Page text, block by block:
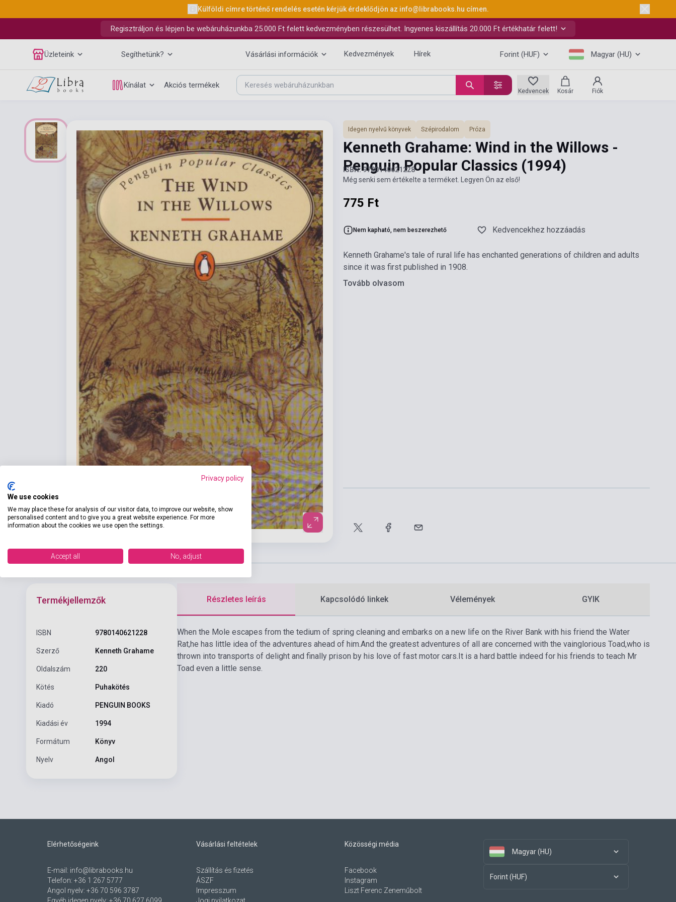
Külföldi címre történő rendelés esetén kérjük érdeklődjön az info@librabooks.hu címen.
Regisztráljon és lépjen be webáruházunkba 25.000 Ft felett kedvezményben részesülhet. Ingyenes kiszállítás 20.000 Ft értékhatár felett!
Üzleteink Segíthetünk? Vásárlási információk Kedvezmények Hírek Forint (HUF) Magyar (HU)
Kínálat Akciós termékek
Kedvencek Kosár Fiók
Idegen nyelvű könyvek Szépirodalom Próza
Kenneth Grahame: Wind in the Willows -
Penguin Popular Classics (1994)
ISBN: 9780140621228
Még senki sem értékelte a terméket. Legyen Ön az első!
775 Ft
Nem kapható, nem beszerezhető Kedvencekhez hozzáadás
Kenneth Grahame's tale of rural life has enchanted generations of children and adults
since it was first published in 1908.
Tovább olvasom
Termékjellemzők
ISBN 9780140621228
Szerző Kenneth Grahame
Oldalszám 220
Kötés Puhakötés
Kiadó PENGUIN BOOKS
Kiadási év 1994
Formátum Könyv
Nyelv Angol
Részletes leírás Kapcsolódó linkek Vélemények GYIK
When the Mole escapes from the tedium of spring cleaning and embarks on a new life on the River Bank with his friend the Water
Rat,he has little idea of the adventures ahead of him.And the greatest adventures of all are concerned with the vainglorious Toad,who is
thrown into transports of delight and finally prison by his love of fast motor cars.It is a hard battle indeed for his friends to teach Mr
Toad even a little sense.
Elérhetőségeink
E-mail: info@librabooks.hu
Telefon: +36 1 267 5777
Angol nyelv: +36 70 596 3787
Vásárlási feltételek
Szállítás és fizetés
ÁSZF
Impresszum
Közösségi média
Facebook
Instagram
Liszt Ferenc Zeneműbolt
Magyar (HU)
Forint (HUF)
Privacy policy
We use cookies
We may place these for analysis of our visitor data, to improve our website, show
personalised content and to give you a great website experience. For more
information about the cookies we use open the settings.
Accept all No, adjust